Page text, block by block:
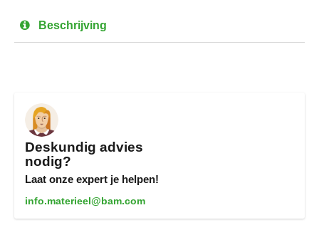
Beschrijving
Deskundig advies
nodig?
Laat onze expert je helpen!
info.materieel@bam.com